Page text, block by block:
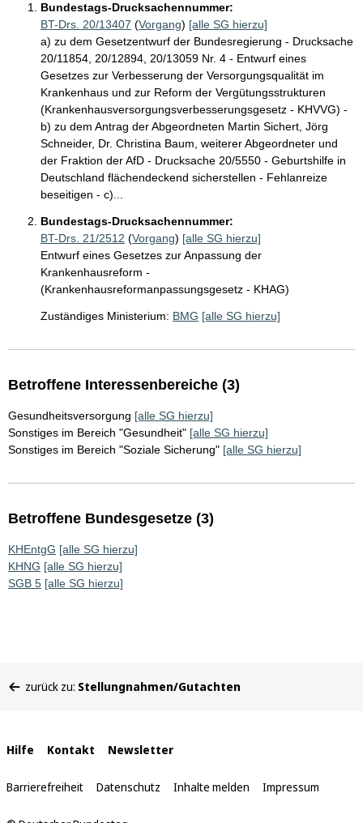
Bundestags-Drucksachennummer:
BT-Drs. 20/13407 (Vorgang) [alle SG hierzu]
a) zu dem Gesetzentwurf der Bundesregierung - Drucksache
20/11854, 20/12894, 20/13059 Nr. 4 - Entwurf eines
Gesetzes zur Verbesserung der Versorgungsqualität im
Krankenhaus und zur Reform der Vergütungsstrukturen
(Krankenhausversorgungsverbesserungsgesetz - KHVVG) -
b) zu dem Antrag der Abgeordneten Martin Sichert, Jörg
Schneider, Dr. Christina Baum, weiterer Abgeordneter und
der Fraktion der AfD - Drucksache 20/5550 - Geburtshilfe in
Deutschland flächendeckend sicherstellen - Fehlanreize
beseitigen - c)...
Bundestags-Drucksachennummer:
BT-Drs. 21/2512 (Vorgang) [alle SG hierzu]
Entwurf eines Gesetzes zur Anpassung der
Krankenhausreform -
(Krankenhausreformanpassungsgesetz - KHAG)
Zuständiges Ministerium: BMG [alle SG hierzu]
Betroffene Interessenbereiche (3)
Gesundheitsversorgung [alle SG hierzu]
Sonstiges im Bereich "Gesundheit" [alle SG hierzu]
Sonstiges im Bereich "Soziale Sicherung" [alle SG hierzu]
Betroffene Bundesgesetze (3)
KHEntgG [alle SG hierzu]
KHNG [alle SG hierzu]
SGB 5 [alle SG hierzu]
befinden
zurück zu: Stellungnahmen/Gutachten
Interne
Links
Hilfe Kontakt Newsletter
Barrierefreiheit Datenschutz Inhalte melden Impressum